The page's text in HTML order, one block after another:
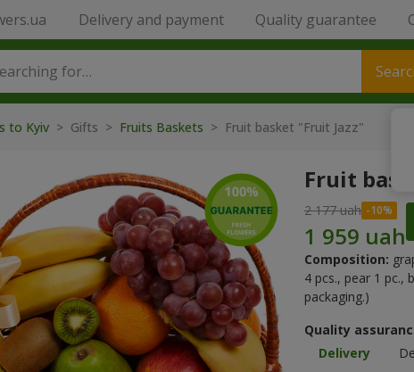
Delivery and payment Quality guarantee
to Kyiv > Gifts > Fruits Baskets > Fruit basket "Fruit Jazz"
Fruit
2 177 uah
Composition:
4 pcs., pear 1 pc.,
packaging.)
Quality
Delivery